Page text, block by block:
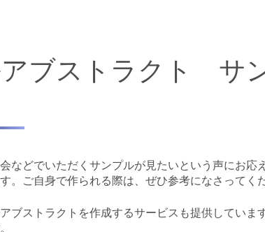
ブストラクト サ
などでいただくサンプルが見たいという声にお応
。ご自身で作られる際は、ぜひ参考になさってく
ブストラクトを作成するサービスも提供していま